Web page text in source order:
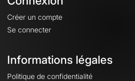
Créer un compte
Se connecter
Informations légales
Politique de confidentialité